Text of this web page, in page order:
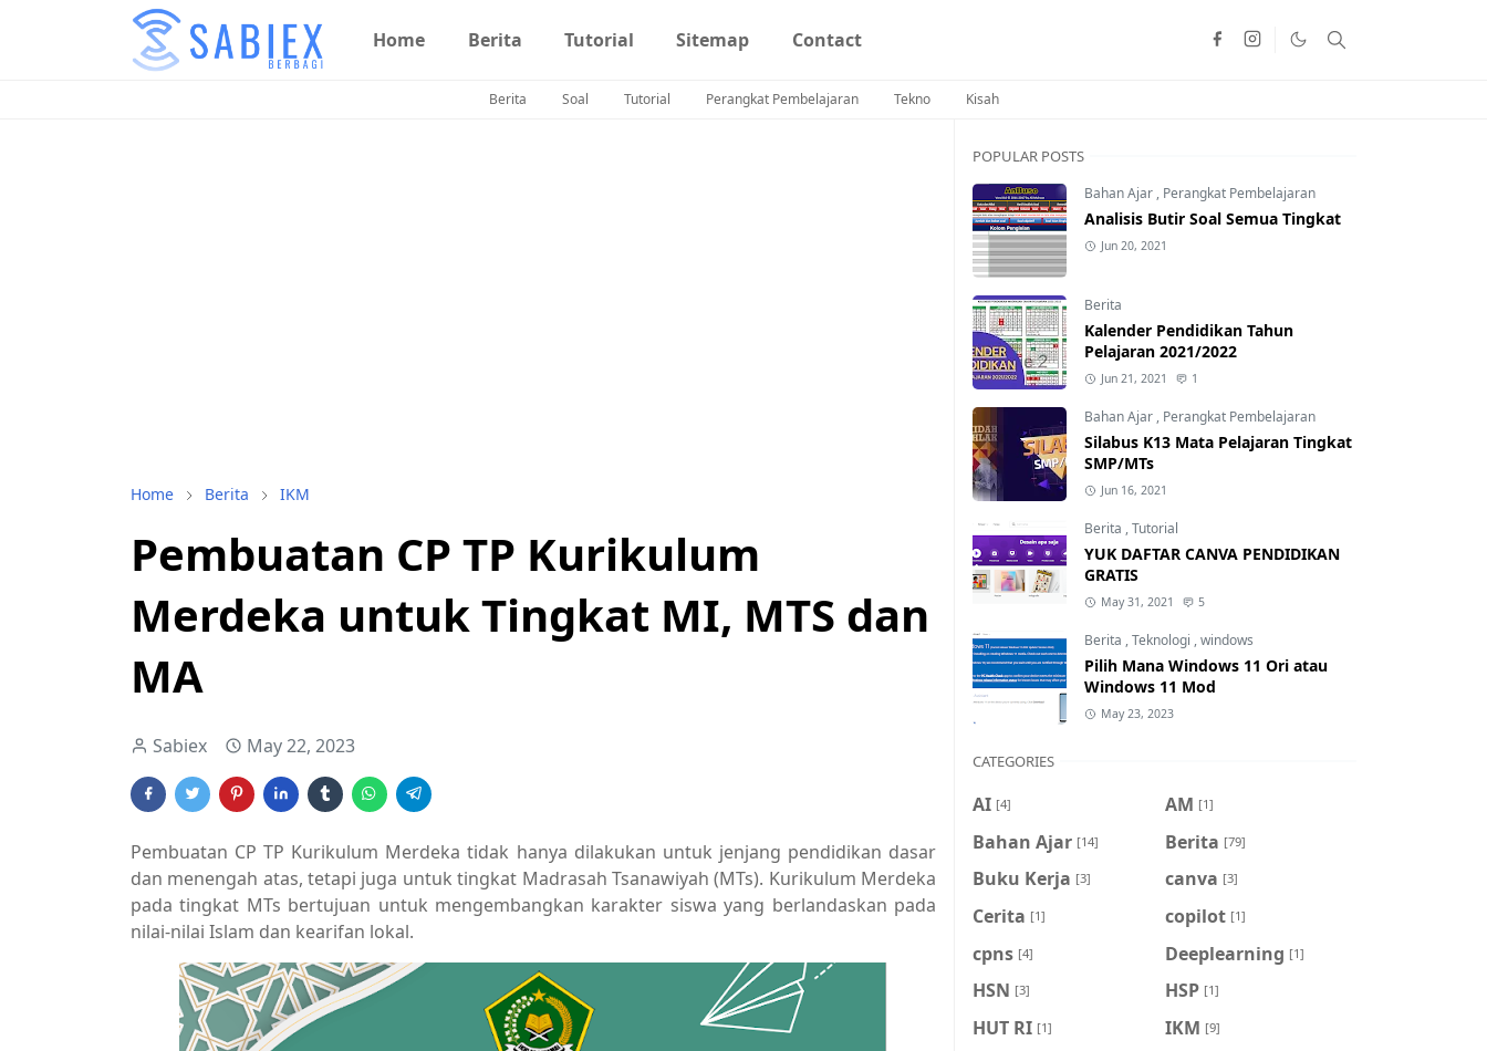
Home Berita Tutorial Sitemap Contact
Berita Soal Tutorial Perangkat Pembelajaran Tekno Kisah
Home Berita IKM
Pembuatan CP TP Kurikulum
Merdeka untuk Tingkat MI, MTS dan
MA
Sabiex May 22, 2023
Pembuatan CP TP Kurikulum Merdeka tidak hanya dilakukan untuk jenjang pendidikan dasar
dan menengah atas, tetapi juga untuk tingkat Madrasah Tsanawiyah (MTs). Kurikulum Merdeka
pada tingkat MTs bertujuan untuk mengembangkan karakter siswa yang berlandaskan pada
nilai-nilai Islam dan kearifan lokal.
POPULAR POSTS
Bahan Ajar , Perangkat Pembelajaran
Analisis Butir Soal Semua Tingkat
Jun 20, 2021
Berita
Kalender Pendidikan Tahun
Pelajaran 2021/2022
Jun 21, 2021 1
Bahan Ajar , Perangkat Pembelajaran
Silabus K13 Mata Pelajaran Tingkat
SMP/MTs
Jun 16, 2021
Berita ,Tutorial
YUK DAFTAR CANVA PENDIDIKAN
GRATIS
May 31, 2021 5
Berita ,Teknologi ,windows
Pilih Mana Windows 11 Ori atau
Windows 11 Mod
May 23, 2023
CATEGORIES
AI [4] AM [1]
Bahan Ajar [14] Berita [79]
Buku Kerja [3] canva [3]
Cerita [1] copilot [1]
cpns [4] Deeplearning [1]
HSN [3] HSP [1]
HUT RI [1] IKM [9]